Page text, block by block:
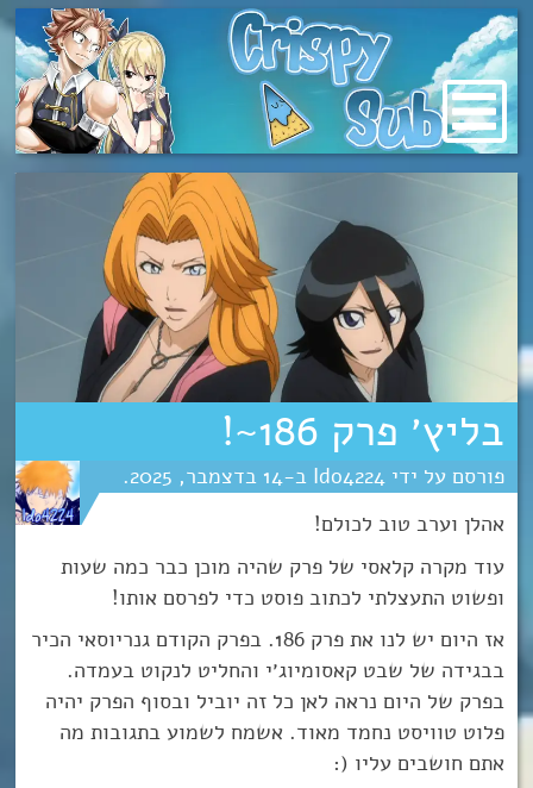
מעבר
לתוכן
בליץ׳ פרק 186~!
Ido4224
14 דצמבר 2025
אהלן וערב טוב לכולם!
עוד מקרה קלאסי של פרק שהיה מוכן כבר כמה שעות
ופשוט התעצלתי לכתוב פוסט כדי לפרסם אותו!
אז היום יש לנו את פרק 186. בפרק הקודם גנריוסאי הכיר
בבגידה של שבט קאסומיוג׳י והחליט לנקוט בעמדה.
בפרק של היום נראה לאן כל זה יוביל ובסוף הפרק יהיה
פלוט טוויסט נחמד מאוד. אשמח לשמוע בתגובות מה
אתם חושבים עליו (: